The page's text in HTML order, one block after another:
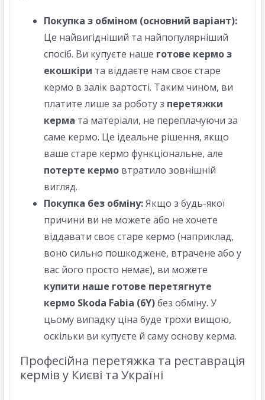
Покупка з обміном (основний варіант):
Це найвигідніший та найпопулярніший
спосіб. Ви купуєте наше готове кермо з
екошкіри та віддаєте нам своє старе
кермо в залік вартості. Таким чином, ви
платите лише за роботу з перетяжки
керма та матеріали, не переплачуючи за
саме кермо. Це ідеальне рішення, якщо
ваше старе кермо функціональне, але
потерте кермовтратило зовнішній
вигляд.
Покупка без обміну:Якщо з будь-якої
причини ви не можете або не хочете
віддавати своє старе кермо (наприклад,
воно сильно пошкоджене, втрачене або у
вас його просто немає), ви можете
купити наше готове перетягнуте
кермо Skoda Fabia (6Y)без обміну. У
цьому випадку ціна буде трохи вищою,
оскільки ви купуєте й саму основу керма.
Професійна перетяжка та реставрація
кермів у Києві та Україні